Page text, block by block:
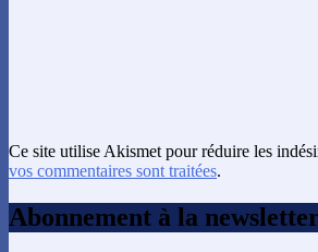
Ce site utilise Akismet pour réduire les
vos commentaires sont traitées.
Abonnement à la newsletter